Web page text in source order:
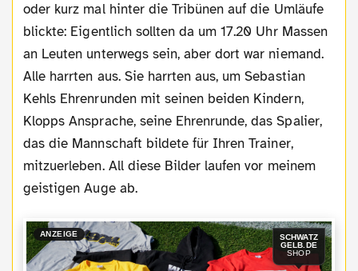
oder kurz mal hinter die Tribünen auf die Umläufe
blickte: Eigentlich sollten da um 17.20 Uhr Massen
an Leuten unterwegs sein, aber dort war niemand.
Alle harrten aus. Sie harrten aus, um Sebastian
Kehls Ehrenrunden mit seinen beiden Kindern,
Klopps Ansprache, seine Ehrenrunde, das Spalier,
das die Mannschaft bildete für Ihren Trainer,
mitzuerleben. All diese Bilder laufen vor meinem
geistigen Auge ab.
ANZEIGE
SCHWATZ
GELB.DE
SHOP